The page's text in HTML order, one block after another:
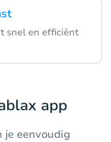
snel en efficiënt
app
je eenvoudig